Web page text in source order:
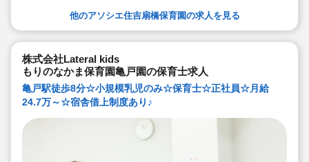
大切に育てます。
他のアソシエ住吉扇橋保育園の求人を見る
株式会社Lateral kids
もりのなかま保育園亀戸園の保育士求人
亀戸駅徒歩8分☆小規模乳児のみ☆保育士☆正社員☆月給
24.7万～☆宿舎借上制度あり♪